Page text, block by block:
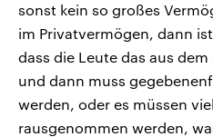
sonst kein so großes
im Privatvermögen, dann
dass die Leute das aus
und dann muss
werden, oder es müssen
rausgenommen werden,